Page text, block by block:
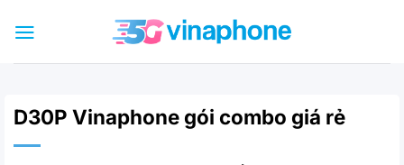
qua
D30P Vinaphone gói combo giá rẻ